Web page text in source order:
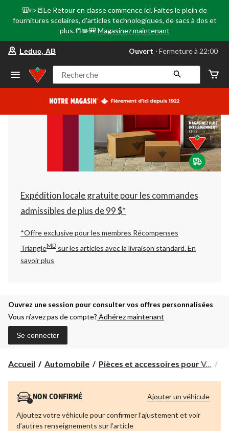
🎒✏️📒Le Retour en classe commence ici. Faites le plein de
fournitures scolaires, d'articles technologiques, de sacs à dos et
plus.📒✏️🎒 Magasinez maintenant
votre
préféré
Leduc,
AB,
courament
Fermeture
à
22:00
cliquer
pour
changer
Leduc, AB Ouvert ⋅ Fermeture à 22:00
Recherche
Expédition locale gratuite pour les commandes
admissibles de plus de 99 $*
*Offre exclusive pour les membres Récompenses
TriangleMD sur les articles avec la livraison standard.En
savoir plus
Ouvrez une session pour consulter vos offres personnalisées
Vous n’avez pas de compte? Adhérez maintenant
Se connecter
Accueil Automobile Pièces et accessoires pour V...
NON CONFIRMÉ
Ajoutez votre véhicule pour confirmer l’ajustement et voir
d’autres renseignements sur l’article
Ajouter un véhicule